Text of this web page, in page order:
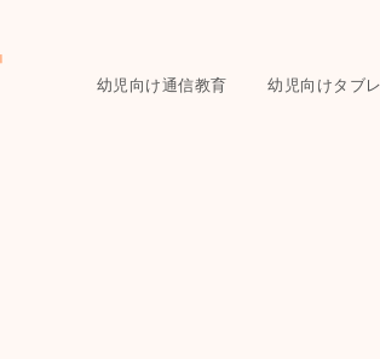
幼児向け通信教育 幼児向けタブ